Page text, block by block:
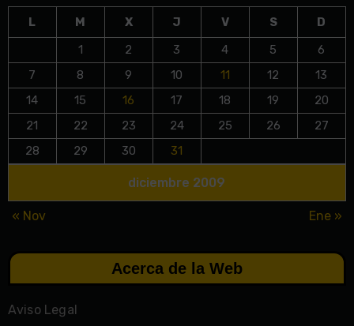
diciembre 2009
L M X J V S
D
1
2 3 4 5
6
7
8 9 10 11 12
13
14
15 16 17 18 19
20
21
22 23 24 25 26
27
28
29 30 31
« Nov Ene »
Acerca de la Web
Aviso Legal